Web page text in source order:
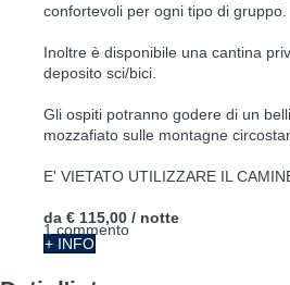
confortevoli per ogni tipo di gruppo.
Inoltre è disponibile una cantina
deposito sci/bici.
Gli ospiti potranno godere di un
mozzafiato sulle montagne
E' VIETATO UTILIZZARE IL
1 commento
da € 115,00 / notte
+ INFO